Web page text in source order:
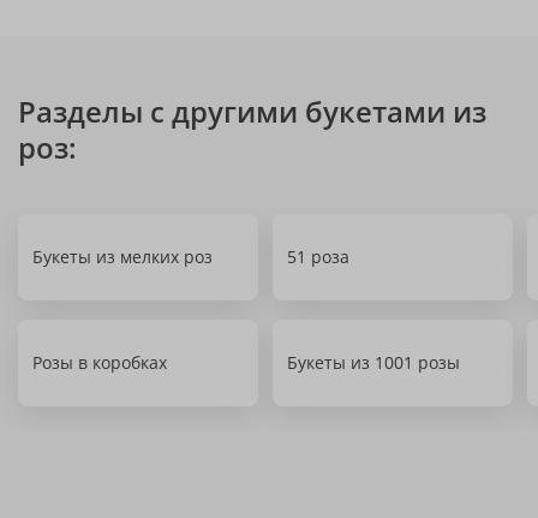
Разделы с другими букетами из
роз:
Букеты из мелких роз 51 роза
Розы в коробках Букеты из 1001 розы